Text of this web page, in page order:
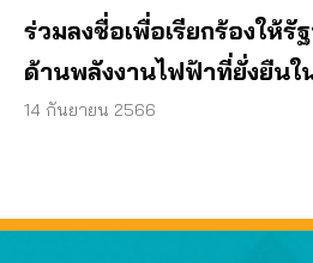
ร่วมลงชื่อเพื่อเรียกร้องให้
ด้านพลังงานไฟฟ้าที่ยั่งยืนใ
14 กันยายน 2566